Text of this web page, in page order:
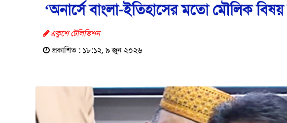
‘অনার্সে বাংলা-ইতিহাসের মতো মৌলিক
একুশে টেলিভিশন
প্রকাশিত : ১৮:১২, ৯ জুন ২০২৬